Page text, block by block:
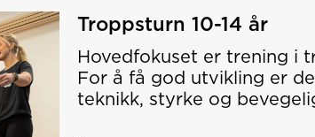
Troppsturn 10-14 år
Hovedfokuset er trening i
For å få god utvikling er
teknikk, styrke og